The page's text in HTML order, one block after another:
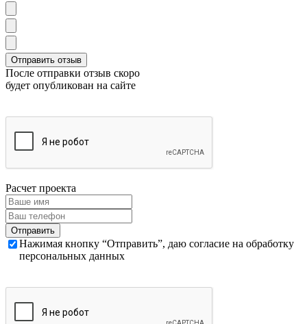
После отправки отзыв скоро
будет опубликован на сайте
Расчет проекта
Нажимая кнопку “Отправить”, даю согласие на обработку
персональных данных